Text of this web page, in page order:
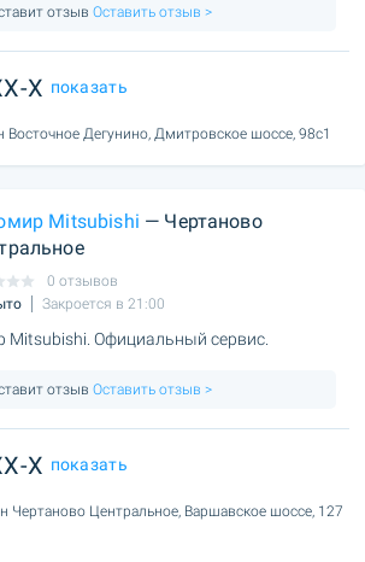
отзыв Оставить отзыв >
X показать
Восточное Дегунино, Дмитровское шоссе, 98с1
Mitsubishi — Чертаново
0 отзывов
Закроется в 21:00
Официальный сервис.
отзыв Оставить отзыв >
X показать
Чертаново Центральное, Варшавское шоссе, 127